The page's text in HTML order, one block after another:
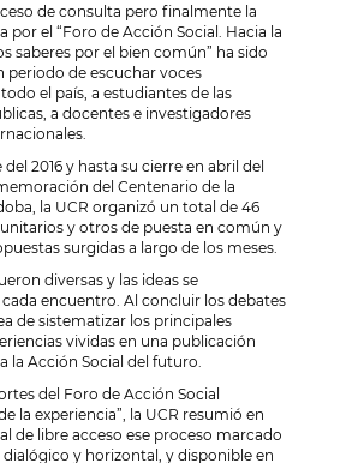
de consulta pero finalmente la
por el “Foro de Acción Social. Hacia la
saberes por el bien común” ha sido
periodo de escuchar voces
el país, a estudiantes de las
a docentes e investigadores
2016 y hasta su cierre en abril del
del Centenario de la
la UCR organizó un total de 46
y otros de puesta en común y
surgidas a largo de los meses.
diversas y las ideas se
encuentro. Al concluir los debates
de sistematizar los principales
vividas en una publicación
la Acción Social del futuro.
del Foro de Acción Social
la experiencia”, la UCR resumió en
de libre acceso ese proceso marcado
y horizontal, y disponible en